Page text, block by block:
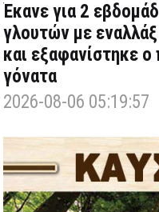
Έκανε για 2
γλουτών με
και εξαφανίστηκε
γόνατα
2026-08-06 05:19:57